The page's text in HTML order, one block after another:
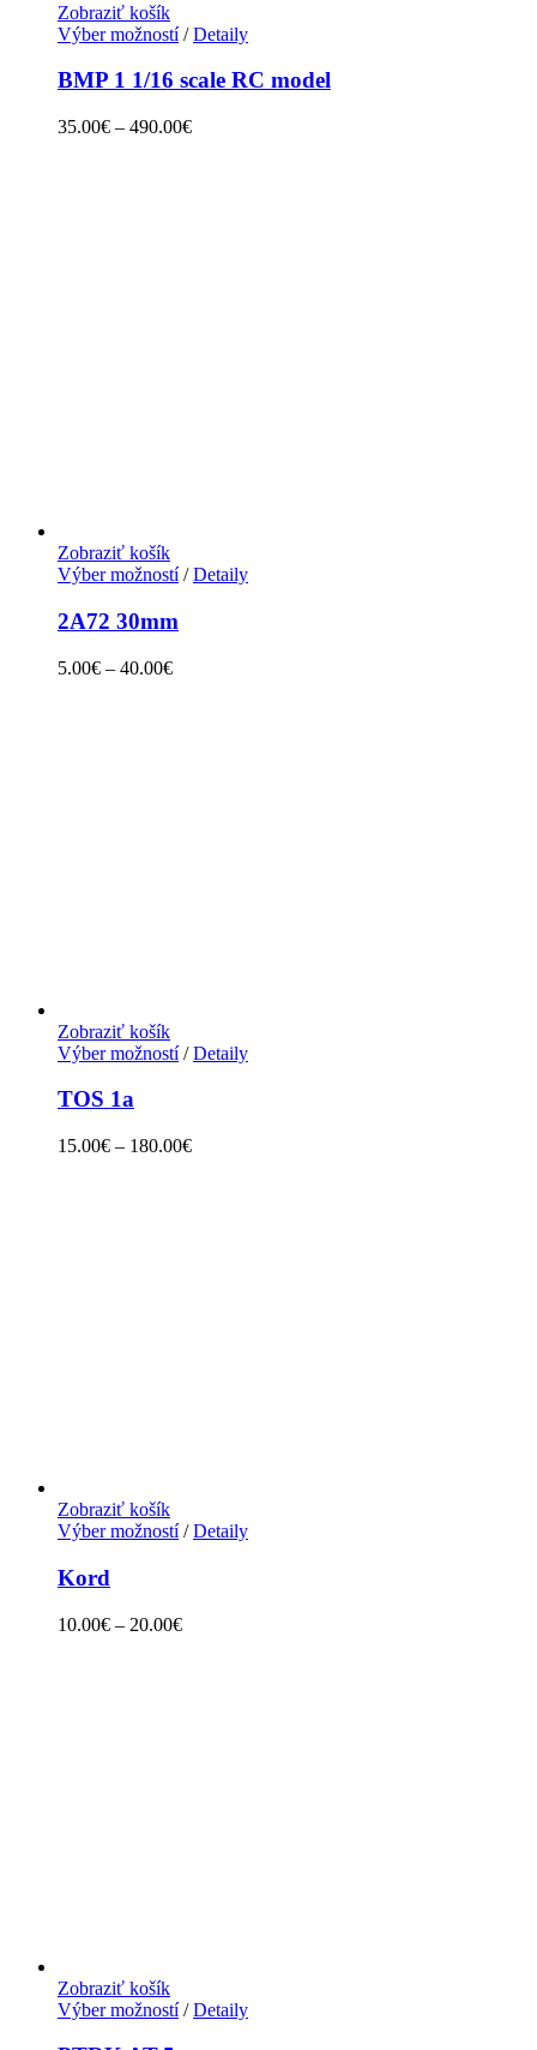
Zobraziť košík
Výber možností/ Detaily
BMP 1 1/16 scale RC model
35.00€ – 490.00€
Zobraziť košík
Výber možností/ Detaily
2A72 30mm
5.00€ – 40.00€
Zobraziť košík
Výber možností/ Detaily
TOS 1a
15.00€ – 180.00€
Zobraziť košík
Výber možností/ Detaily
Kord
10.00€ – 20.00€
Zobraziť košík
Výber možností/ Detaily